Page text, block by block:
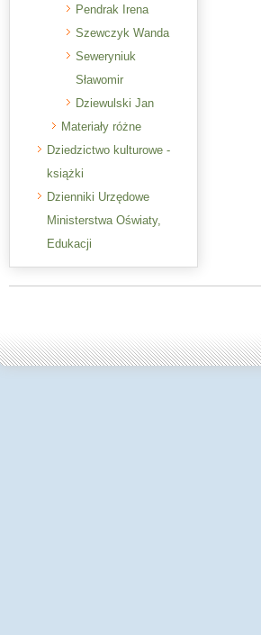
Pendrak Irena
Szewczyk Wanda
Seweryniuk
Sławomir
Dziewulski Jan
Materiały różne
Dziedzictwo kulturowe -
książki
Dzienniki Urzędowe
Ministerstwa Oświaty,
Edukacji